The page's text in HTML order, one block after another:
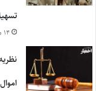
۱۴ مرداد ۱۴۰۵